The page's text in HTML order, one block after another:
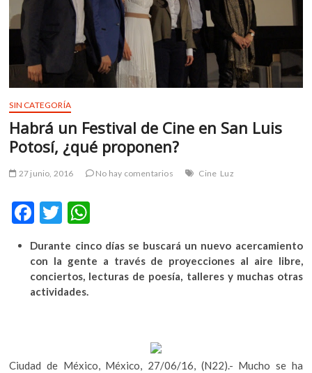
l
g
e
l
e
SIN CATEGORÍA
Habrá un Festival de Cine en San Luis
Potosí, ¿qué proponen?
27 junio, 2016 No hay comentarios Cine Luz
F
e
b
o
T
itt
er
at
s
Durante cinco días se buscará un nuevo acercamiento
con la gente a través de proyecciones al aire libre,
conciertos, lecturas de poesía, talleres y muchas otras
actividades.
Ciudad de México, México, 27/06/16, (N22).- Mucho se ha